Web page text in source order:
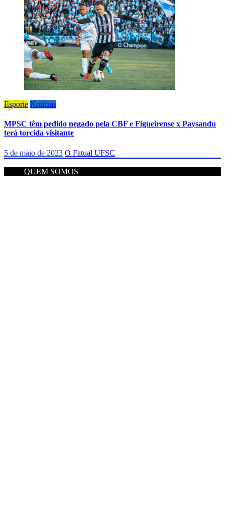
Esporte Notícias
MPSC têm pedido negado pela CBF e Figueirense x Paysandu
terá torcida visitante
5 de maio de 2023 O Fatual UFSC
QUEM SOMOS